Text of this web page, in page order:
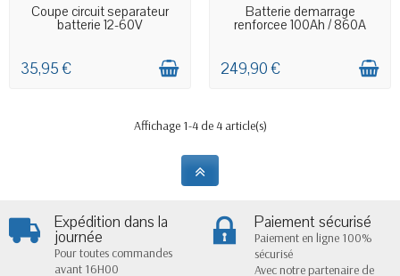
EN STOCK MAGASIN
Coupe circuit separateur
batterie 12-60V
35,95 €
DERNIERS ARTICLES EN STOCK
Batterie demarrage
renforcee 100Ah / 860A
249,90 €
Affichage 1-4 de 4 article(s)
Expédition dans la
journée
Pour toutes commandes
avant 16H00
Paiement sécurisé
Paiement en ligne 100%
sécurisé
Avec notre partenaire de